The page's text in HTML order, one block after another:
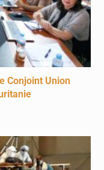
Conjoint Union